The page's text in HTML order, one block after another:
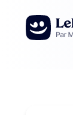
Aller au